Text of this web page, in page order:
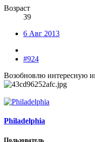
Возраст
39
6 Авг 2013
#924
Возобновлю интересную
Philadelphia
Пользователь